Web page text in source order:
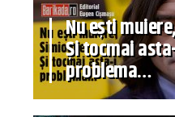
Nu ești
Și tocmai
problema…